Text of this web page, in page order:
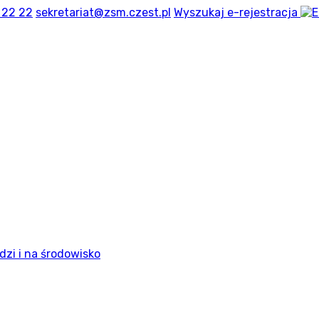
22 sekretariat@zsm.czest.pl Wyszukaj e-rejestracja
i na środowisko